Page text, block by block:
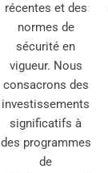
récentes et des
normes de
sécurité en
vigueur. Nous
consacrons des
investissements
significatifs à
des programmes
de